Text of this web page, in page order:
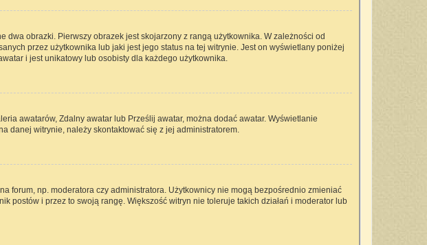
obrazki. Pierwszy obrazek jest skojarzony z rangą użytkownika. W zależności od
przez użytkownika lub jaki jest jego status na tej witrynie. Jest on wyświetlany poniżej
i jest unikatowy lub osobisty dla każdego użytkownika.
awatarów, Zdalny awatar lub Prześlij awatar, można dodać awatar. Wyświetlanie
danej witrynie, należy skontaktować się z jej administratorem.
forum, np. moderatora czy administratora. Użytkownicy nie mogą bezpośrednio zmieniać
postów i przez to swoją rangę. Większość witryn nie toleruje takich działań i moderator lub